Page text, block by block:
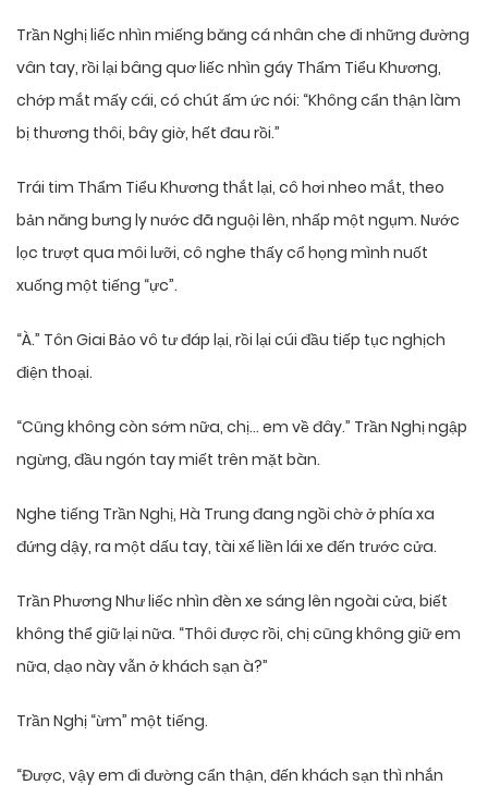
Trần Nghị liếc nhìn miếng băng cá nhân che đi những đường
vân tay, rồi lại bâng quơ liếc nhìn gáy Thẩm Tiểu Khương,
chớp mắt mấy cái, có chút ấm ức nói: “Không cẩn thận làm
bị thương thôi, bây giờ, hết đau rồi.”
Trái tim Thẩm Tiểu Khương thắt lại, cô hơi nheo mắt, theo
bản năng bưng ly nước đã nguội lên, nhấp một ngụm. Nước
lọc trượt qua môi lưỡi, cô nghe thấy cổ họng mình nuốt
xuống một tiếng “ực”.
“À.” Tôn Giai Bảo vô tư đáp lại, rồi lại cúi đầu tiếp tục nghịch
điện thoại.
“Cũng không còn sớm nữa, chị… em về đây.” Trần Nghị ngập
ngừng, đầu ngón tay miết trên mặt bàn.
Nghe tiếng Trần Nghị, Hà Trung đang ngồi chờ ở phía xa
đứng dậy, ra một dấu tay, tài xế liền lái xe đến trước cửa.
Trần Phương Như liếc nhìn đèn xe sáng lên ngoài cửa, biết
không thể giữ lại nữa. “Thôi được rồi, chị cũng không giữ em
nữa, dạo này vẫn ở khách sạn à?”
Trần Nghị “ừm” một tiếng.
“Được, vậy em đi đường cẩn thận, đến khách sạn thì nhắn